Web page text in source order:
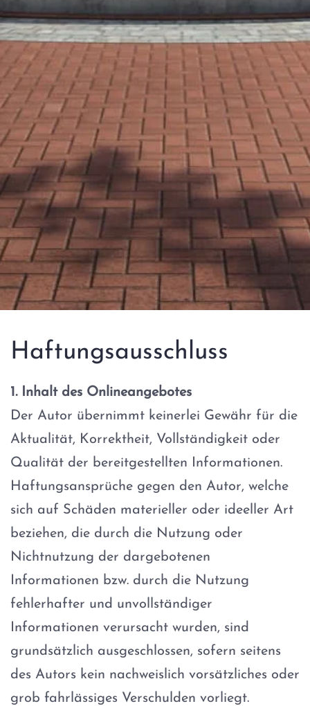
Haftungsausschluss
1. Inhalt des Onlineangebotes
Der Autor übernimmt keinerlei Gewähr für die
Aktualität, Korrektheit, Vollständigkeit oder
Qualität der bereitgestellten Informationen.
Haftungsansprüche gegen den Autor, welche
sich auf Schäden materieller oder ideeller Art
beziehen, die durch die Nutzung oder
Nichtnutzung der dargebotenen
Informationen bzw. durch die Nutzung
fehlerhafter und unvollständiger
Informationen verursacht wurden, sind
grundsätzlich ausgeschlossen, sofern seitens
des Autors kein nachweislich vorsätzliches oder
grob fahrlässiges Verschulden vorliegt.